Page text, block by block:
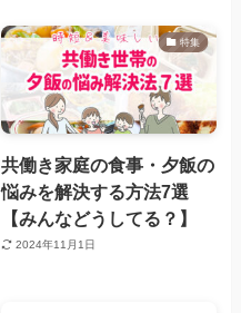
特集
共働き家庭の食事・夕飯の
悩みを解決する方法7選
【みんなどうしてる？】
2024年11月1日